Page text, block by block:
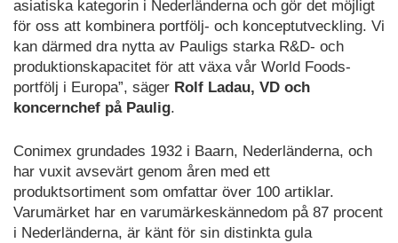
asiatiska kategorin i Nederländerna och gör det möjligt
för oss att kombinera portfölj- och konceptutveckling. Vi
kan därmed dra nytta av Pauligs starka R&D- och
produktionskapacitet för att växa vår World Foods-
portfölj i Europa”, säger Rolf Ladau, VD och
koncernchef på Paulig.
Conimex grundades 1932 i Baarn, Nederländerna, och
har vuxit avsevärt genom åren med ett
produktsortiment som omfattar över 100 artiklar.
Varumärket har en varumärkeskännedom på 87 procent
i Nederländerna, är känt för sin distinkta gula